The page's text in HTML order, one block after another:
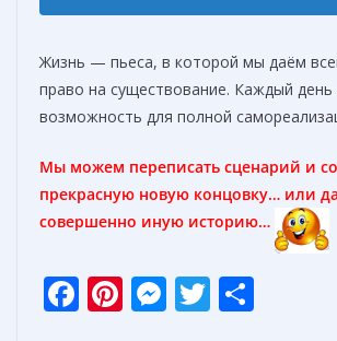
Жизнь — пьеса, в которой мы даём
право на существование. Каждый день
возможность для полной
Мы можем переписать сценарий и
прекрасную новую концовку… или
совершенно иную историю…
F Pi M T